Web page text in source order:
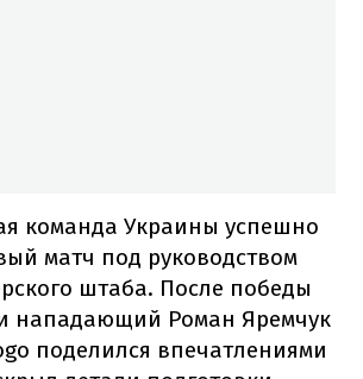
команда Украины успешно
матч под руководством
штаба. После победы
нападающий Роман Яремчук
поделился впечатлениями